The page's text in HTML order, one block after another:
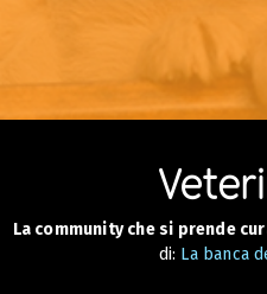
La community che si prende
di: La banca